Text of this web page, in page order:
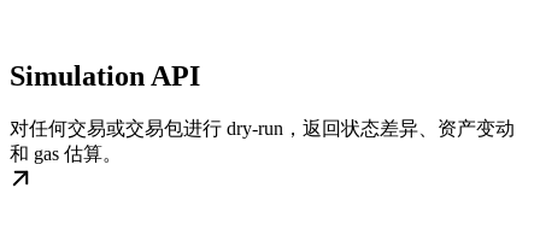
Simulation API
对任何交易或交易包进行 dry-run，返回状态差异、资产变动
和 gas 估算。